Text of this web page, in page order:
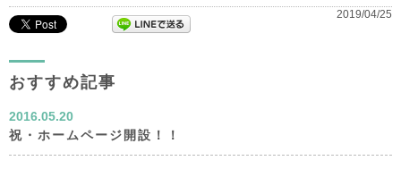
2019/04/25
おすすめ記事
2016.05.20
祝・ホームページ開設！！